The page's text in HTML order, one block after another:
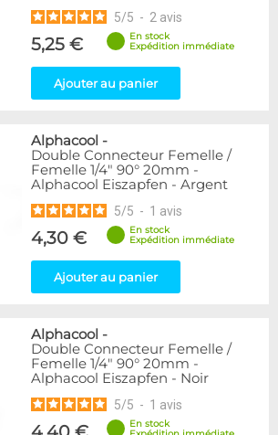
5/5 - 2 avis
5,25 €
En stock
Expédition immédiate
Ajouter au panier
Alphacool -
Double Connecteur Femelle /
Femelle 1/4" 90° 20mm -
Alphacool Eiszapfen - Argent
5/5 - 1 avis
4,30 €
En stock
Expédition immédiate
Ajouter au panier
Alphacool -
Double Connecteur Femelle /
Femelle 1/4" 90° 20mm -
Alphacool Eiszapfen - Noir
5/5 - 1 avis
En stock